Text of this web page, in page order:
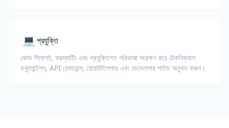
💻 প্রযুক্তি
কোড স্নিপেট, ফরম্যাটিং এবং প্রযুক্তিগত পরিভাষা সংরক্ষণ করে টেকনিক্যাল
ডকুমেন্টেশন, API রেফারেন্স, হোয়াইটপেপার এবং ডেভেলপার গাইড অনুবাদ করুন।